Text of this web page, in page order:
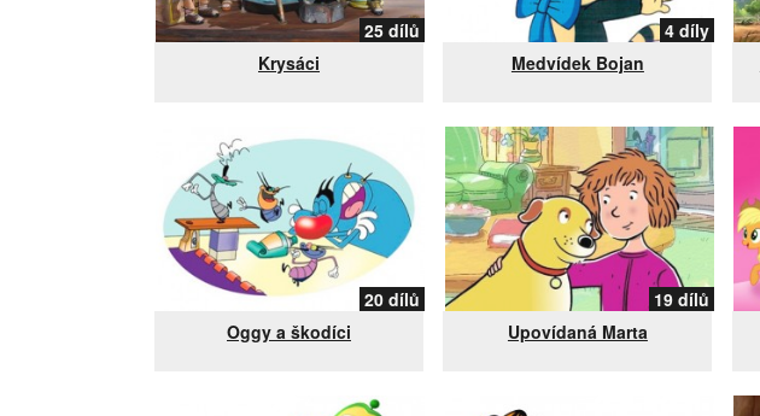
25 dílů
Krysáci
4 díly
Medvídek Bojan
20 dílů
Oggy a škodíci
19 dílů
Upovídaná Marta